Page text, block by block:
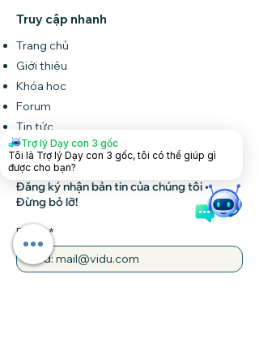
Truy cập nhanh
Trang chủ
Giới thiệu
Khóa học
Forum
Tin tức
Liên hệ
Đăng ký nhận bản tin của chúng tôi •
Đừng bỏ lỡ!
Email
Trợ lý Dạy con 3 gốc
Tôi là Trợ lý Dạy con 3 gốc, tôi có thể giúp gì
được cho bạn?